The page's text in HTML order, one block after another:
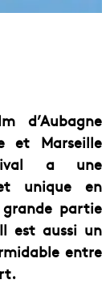
d’Aubagne
et Marseille
a une
unique en
partie
est aussi un
entre